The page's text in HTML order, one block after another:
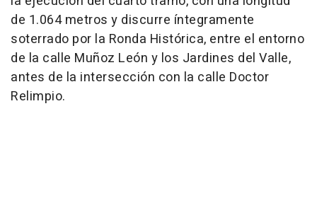
de 1.064 metros y discurre íntegramente
soterrado por la Ronda Histórica, entre el entorno
de la calle Muñoz León y los Jardines del Valle,
antes de la intersección con la calle Doctor
Relimpio.